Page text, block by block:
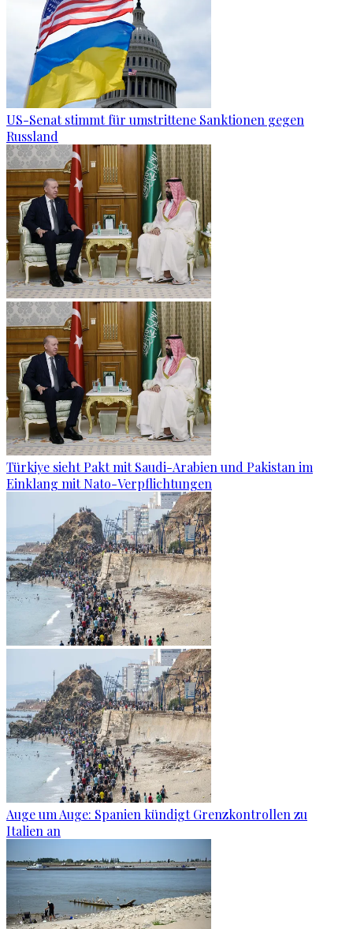
US-Senat stimmt für umstrittene Sanktionen gegen
Russland
Türkiye sieht Pakt mit Saudi-Arabien und Pakistan im
Einklang mit Nato-Verpflichtungen
Auge um Auge: Spanien kündigt Grenzkontrollen zu
Italien an